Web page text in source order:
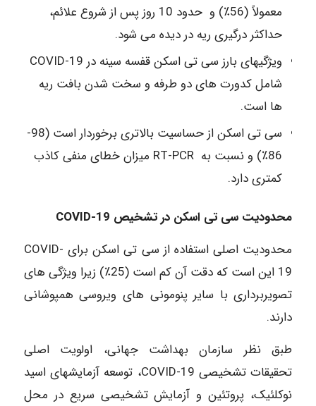
معمولاً (56٪) و حدود 10 روز پس از شروع علائم،
حداکثر درگیری ریه در دیده می ‎شود.
ویژگی‎های بارز سی تی اسکن قفسه سینه در COVID-19
ها است.
سی تی اسکن از حساسیت بالاتری برخوردار است (98-
86٪) و نسبت به RT-PCR میزان خطای منفی کاذب
کمتری دارد.
محدودیت سی تی اسکن در تشخیص COVID-19
محدودیت اصلی استفاده از سی تی اسکن برای COVID-
19 این است که دقت آن کم است (25٪) زیرا ویژگی‎ های
تصویربرداری با سایر پنومونی ‎های ویروسی همپوشانی
دارند.
طبق نظر سازمان بهداشت جهانی، اولویت اصلی
تحقیقات تشخیصی COVID-19، توسعه آزمایش‎های اسید
نوکلئیک، پروتئین و آزمایش تشخیصی سریع در محل